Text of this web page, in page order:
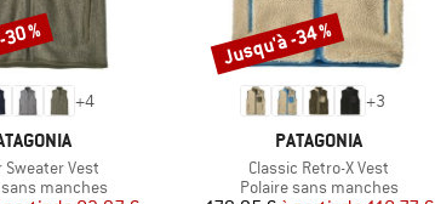
+4
Sweater Vest
groupmanches
%
+3
MARQUE
PATAGONIA
Article
Classic Retro-X Vest
Product group
Polaire sans manches
Remise
Jusqu'à -34 %